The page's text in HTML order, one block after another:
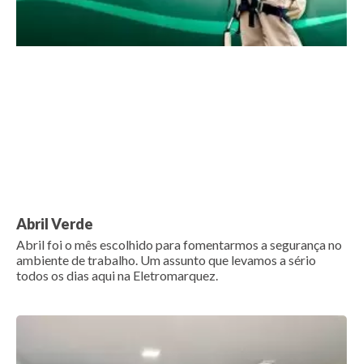
Abril Verde
Abril foi o mês escolhido para fomentarmos a segurança no
ambiente de trabalho. Um assunto que levamos a sério
todos os dias aqui na Eletromarquez.